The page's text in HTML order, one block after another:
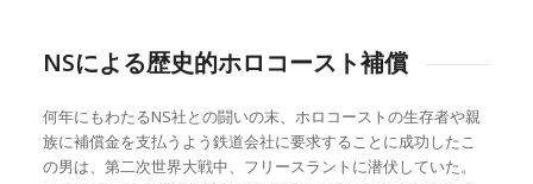
NSによる歴史的ホロコースト補償
何年にもわたるNS社との闘いの末、ホロコーストの生存者や親
族に補償金を支払うよう鉄道会社に要求することに成功したこ
の男は、第二次世界大戦中、フリースラントに潜伏していた。